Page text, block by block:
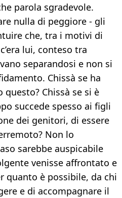
parola sgradevole.
nulla di peggiore - gli
che, tra i motivi di
lui, conteso tra
separandosi e non si
Chissà se ha
Chissà se si è
succede spesso ai figli
dei genitori, di essere
Non lo
sarebbe auspicabile
venisse affrontato e
quanto è possibile, da chi
e di accompagnare il